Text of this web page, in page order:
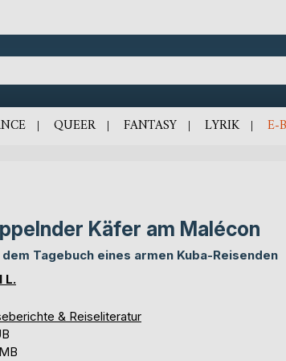
QUEER FANTASY LYRIK E-
Käfer am Malécon
dem Tagebuch eines armen Kuba-Reisenden
L.
& Reiseliteratur